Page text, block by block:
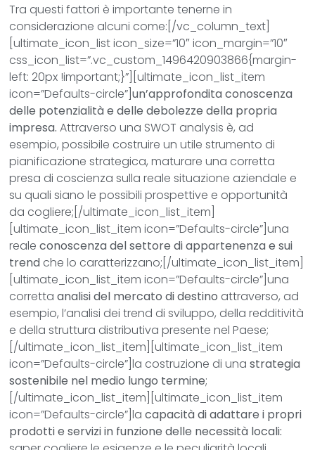
Tra questi fattori è importante tenerne in
considerazione alcuni come:[/vc_column_text]
[ultimate_icon_list icon_size=”10″ icon_margin=”10″
css_icon_list=”.vc_custom_1496420903866{margin-
left: 20px !important;}”][ultimate_icon_list_item
icon=”Defaults-circle”]un’approfondita conoscenza
delle potenzialità e delle debolezze della propria
impresa. Attraverso una SWOT analysis è, ad
esempio, possibile costruire un utile strumento di
pianificazione strategica, maturare una corretta
presa di coscienza sulla reale situazione aziendale e
su quali siano le possibili prospettive e opportunità
da cogliere;[/ultimate_icon_list_item]
[ultimate_icon_list_item icon=”Defaults-circle”]una
realeconoscenza del settore di appartenenza e sui
trend che lo caratterizzano;[/ultimate_icon_list_item]
[ultimate_icon_list_item icon=”Defaults-circle”]una
correttaanalisi del mercato di destino attraverso, ad
esempio, l’analisi dei trend di sviluppo, della redditività
e della struttura distributiva presente nel Paese;
[/ultimate_icon_list_item][ultimate_icon_list_item
icon=”Defaults-circle”]la costruzione di unastrategia
sostenibile nel medio lungo termine;
[/ultimate_icon_list_item][ultimate_icon_list_item
icon=”Defaults-circle”]lacapacità di adattare i propri
prodotti e servizi in funzione delle necessità locali: